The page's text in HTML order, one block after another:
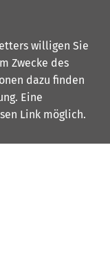
willigen Sie
Zwecke des
dazu finden
. Eine
Link möglich.